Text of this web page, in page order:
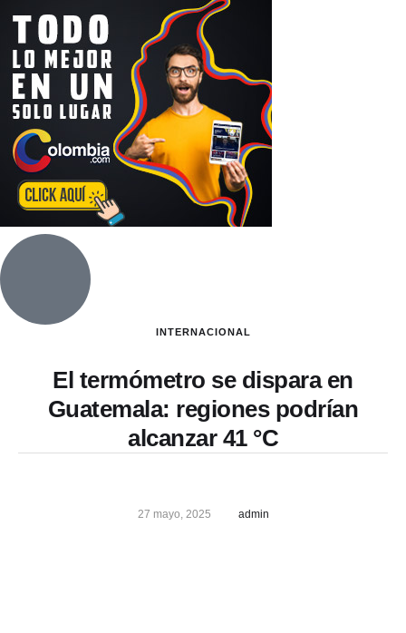
INTERNACIONAL
El termómetro se dispara en
Guatemala: regiones podrían
alcanzar 41 °C
27 mayo, 2025 admin